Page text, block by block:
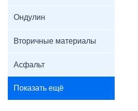
Ондулин
Вторичные материалы
Асфальт
Показать ещё